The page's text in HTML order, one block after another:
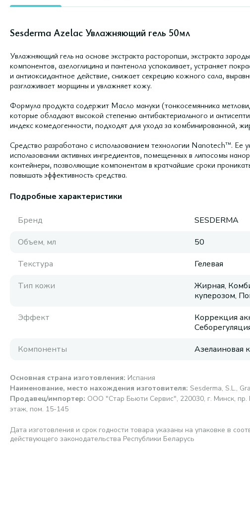
Sesderma Azelac Увлажняющий гель 50мл
Увлажняющий гель на основе экстракта расторопши, экстракта
компонентов, азелоглицина и пантенола успокаивает, устраняет
и антиоксидантное действие, снижает секрецию кожного сала,
разглаживает морщины и увлажняет кожу.
Формула продукта содержит Масло мануки (тонкосемянника
которые обладают высокой степенью антибактериального и
индекс комедогенности, подходят для ухода за комбинированной,
Средство разработано с использованием технологии Nanotech™. Ее
использовании активных ингредиентов, помещенных в липосомы
контейнеры, позволяющие компонентам в кратчайшие сроки
повышать эффективность средства.
Подробные характеристики
Бренд
SESDERMA
Объем, мл
50
Текстура
Гелевая
Тип кожи
Жирная,
куперозом,
Эффект
Коррекция
Компоненты
Азелаиновая
Основная страна изготовления: Испания
Наименование, место нахождения изготовителя: Sesderma, S.L.,
Продавец/импортер: ООО "Стар Бьюти Сервис", 220030, г. Минск, пр.
этаж, пом. 15-145
Дата изготовления и срок годности товара указаны на упаковке в
действующего законодательства Республики Беларусь